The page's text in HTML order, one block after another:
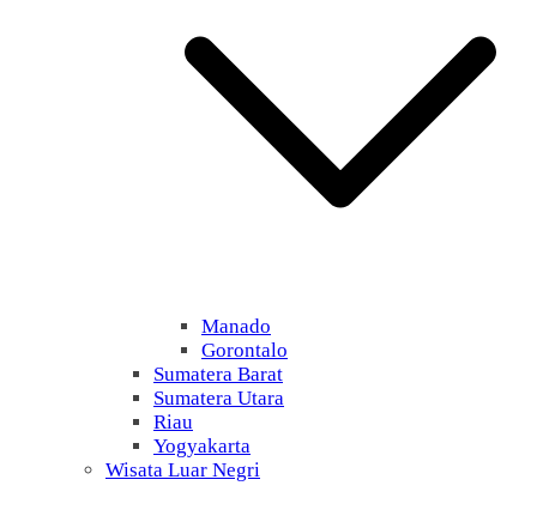
Manado
Gorontalo
Sumatera Barat
Sumatera Utara
Riau
Yogyakarta
Wisata Luar Negri